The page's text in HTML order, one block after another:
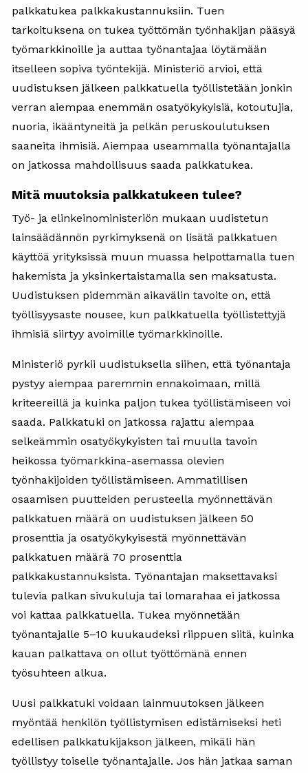
palkkatukea palkkakustannuksiin. Tuen
tarkoituksena on tukea työttömän työnhakijan pääsyä
työmarkkinoille ja auttaa työnantajaa löytämään
itselleen sopiva työntekijä. Ministeriö arvioi, että
uudistuksen jälkeen palkkatuella työllistetään jonkin
verran aiempaa enemmän osatyökykyisiä, kotoutujia,
nuoria, ikääntyneitä ja pelkän peruskoulutuksen
saaneita ihmisiä. Aiempaa useammalla työnantajalla
on jatkossa mahdollisuus saada palkkatukea.
Mitä muutoksia palkkatukeen tulee?
Työ- ja elinkeinoministeriön mukaan uudistetun
lainsäädännön pyrkimyksenä on lisätä palkkatuen
käyttöä yrityksissä muun muassa helpottamalla tuen
hakemista ja yksinkertaistamalla sen maksatusta.
Uudistuksen pidemmän aikavälin tavoite on, että
työllisyysaste nousee, kun palkkatuella työllistettyjä
ihmisiä siirtyy avoimille työmarkkinoille.
Ministeriö pyrkii uudistuksella siihen, että työnantaja
pystyy aiempaa paremmin ennakoimaan, millä
kriteereillä ja kuinka paljon tukea työllistämiseen voi
saada. Palkkatuki on jatkossa rajattu aiempaa
selkeämmin osatyökykyisten tai muulla tavoin
heikossa työmarkkina-asemassa olevien
työnhakijoiden työllistämiseen. Ammatillisen
osaamisen puutteiden perusteella myönnettävän
palkkatuen määrä on uudistuksen jälkeen 50
prosenttia ja osatyökykyisestä myönnettävän
palkkatuen määrä 70 prosenttia
palkkakustannuksista. Työnantajan maksettavaksi
tulevia palkan sivukuluja tai lomarahaa ei jatkossa
voi kattaa palkkatuella. Tukea myönnetään
työnantajalle 5–10 kuukaudeksi riippuen siitä, kuinka
kauan palkattava on ollut työttömänä ennen
työsuhteen alkua.
Uusi palkkatuki voidaan lainmuutoksen jälkeen
myöntää henkilön työllistymisen edistämiseksi heti
edellisen palkkatukijakson jälkeen, mikäli hän
työllistyy toiselle työnantajalle. Jos hän jatkaa saman